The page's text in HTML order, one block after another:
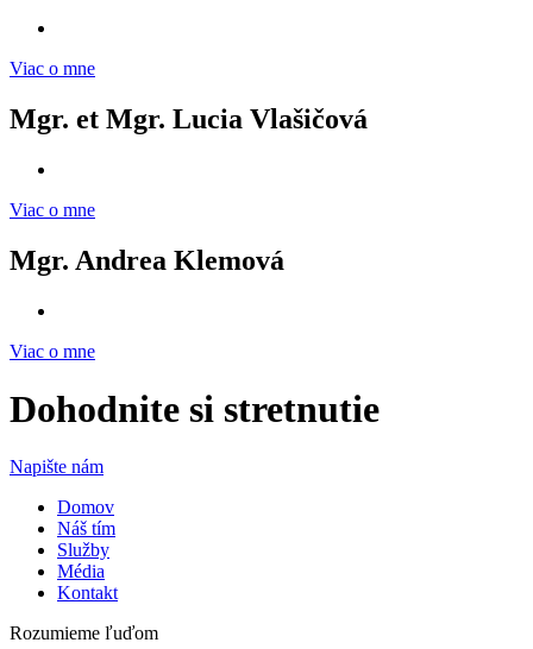
Viac o mne
Mgr. et Mgr. Lucia Vlašičová
Viac o mne
Mgr. Andrea Klemová
Viac o mne
Dohodnite si stretnutie
Napište nám
Domov
Náš tím
Služby
Média
Kontakt
Rozumieme ľuďom